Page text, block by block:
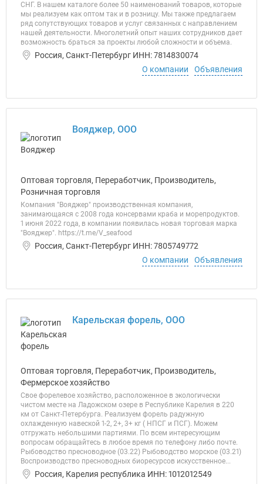
СНГ. В нашем каталоге более 50 наименований товаров, которые
мы реализуем как оптом так и в розницу. Мы также предлагаем
ряд сопутствующих товаров и услуг связанных с направлением
нашей деятельности. Многолетний опыт наших сотрудников дает
возможность браться за проекты любой сложности и объема.
Россия, Санкт-Петербург ИНН: 7814830074
О компании
Объявления
Вояджер, ООО
Оптовая торговля, Переработчик, Производитель,
Розничная торговля
Компания "Вояджер" производственная компания,
занимающаяся с 2008 года консервами краба и морепродуктов.
1 июня 2022 года, в компании появилась новая торговая марка
"Вояджер". https://t.me/V_seafood
Россия, Санкт-Петербург ИНН: 7805749772
О компании
Объявления
Карельская форель, ООО
Оптовая торговля, Переработчик, Производитель,
Фермерское хозяйство
Свое форелевое хозяйство, расположенное в экологически
чистом месте на Ладожском озере в Республике Карелия в 220
км от Санкт-Петербурга. Реализуем форель радужную
охлажденную навеской 1-2, 2+, 3+ кг ( НПСГ и ПСГ). Можем
отгружать небольшими партиями. По всем интересующим
вопросам обращайтесь в любое время по телефону либо почте.
Рыбоводство пресноводное (03.22) Рыбоводство морское (03.21)
Воспроизводство пресноводных биоресурсов искусственное...
Россия, Карелия республика ИНН: 1012012549